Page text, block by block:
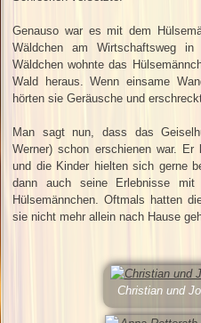
Genauso war es mit dem
Wäldchen am Wirtschaftsweg
Wäldchen wohnte das
Wald heraus. Wenn einsame
hörten sie Geräusche und
Man sagt nun, dass das
Werner) schon erschienen war.
und die Kinder hielten sich gerne
dann auch seine Erlebnisse mit
Hülsemännchen. Oftmals hatten
sie nicht mehr allein nach Hause
Christian und